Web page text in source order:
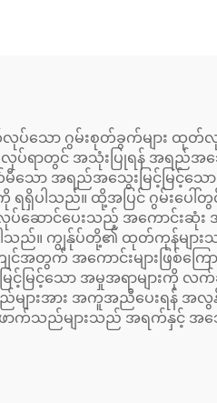
ော ဂွမ်းစုတ်ခွက်များ ထုတ်လု
တွင် အသုံးပြုရန် အရည်အသွေး
အရည်အသွေးမြင့်မြင့်သော စ
ရှိပါသည်။ ထို့အပြင် ဂွမ်းပေါ်တွ
င်ပေးသည့် အကောင်းဆုံး အလု
သည်။ ကျွန်ုပ်တို့၏ ထုတ်ကုန်မျာ
က် အကောင်းများဖြစ်ကြေ
ြင့်သော အမှုအရာများကို
ားအား အကူအညီပေးရန် အလွ
ဖောက်သည်များသည် အရက်နှင့်